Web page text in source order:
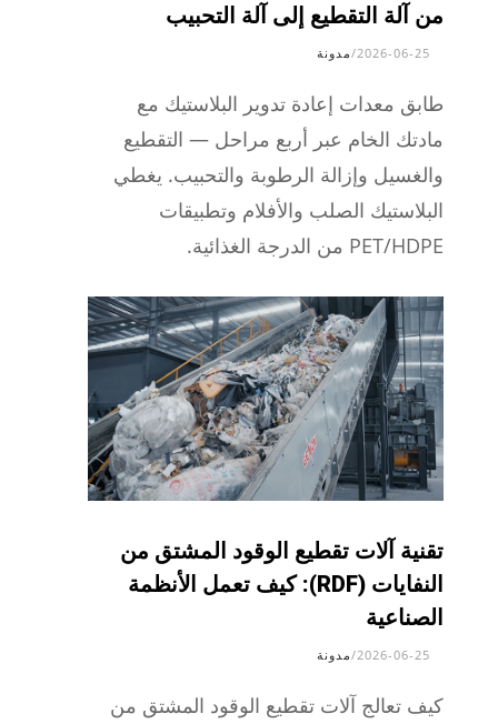
من آلة التقطيع إلى آلة التحبيب
2026-06-25
/مدونة
طابق معدات إعادة تدوير البلاستيك مع
مادتك الخام عبر أربع مراحل — التقطيع
والغسيل وإزالة الرطوبة والتحبيب. يغطي
البلاستيك الصلب والأفلام وتطبيقات
PET/HDPE من الدرجة الغذائية.
تقنية آلات تقطيع الوقود المشتق من
النفايات (RDF): كيف تعمل الأنظمة
الصناعية
2026-06-25
/مدونة
كيف تعالج آلات تقطيع الوقود المشتق من